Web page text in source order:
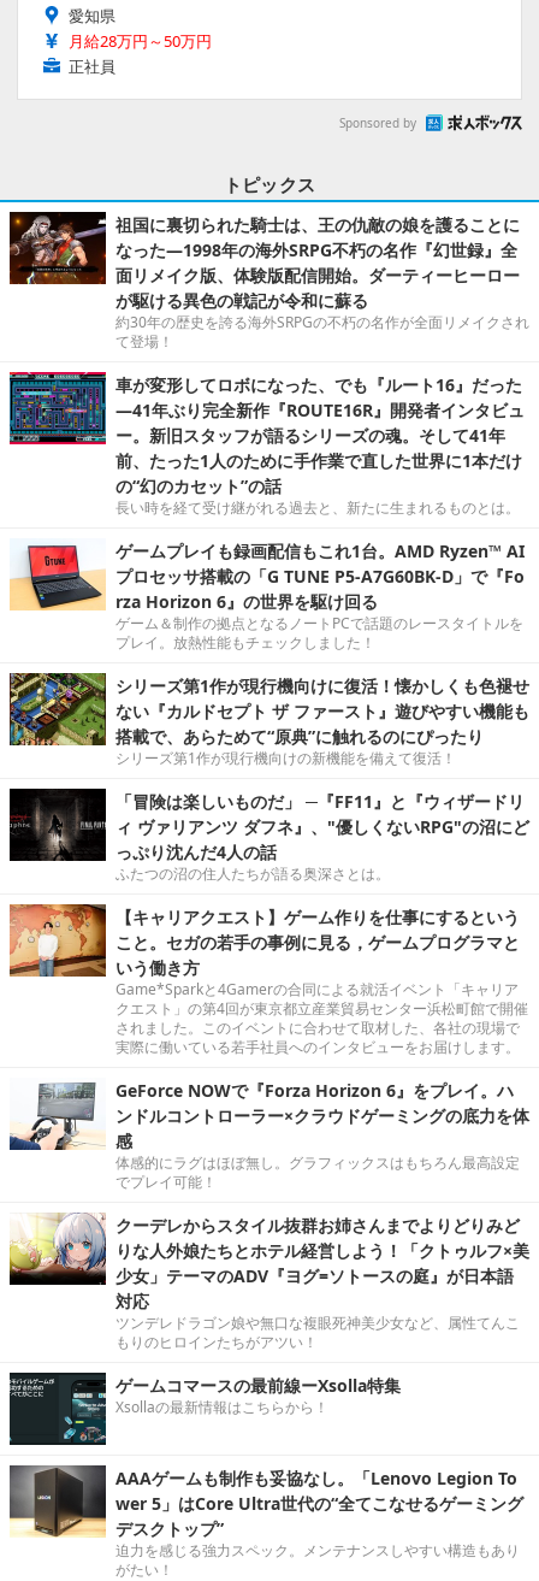
愛知県
月給28万円～50万円
正社員
Sponsored by
トピックス
祖国に裏切られた騎士は、王の仇敵の娘を護ることに
なった―1998年の海外SRPG不朽の名作『幻世録』全
面リメイク版、体験版配信開始。ダーティーヒーロー
が駆ける異色の戦記が令和に蘇る
約30年の歴史を誇る海外SRPGの不朽の名作が全面リメイクされ
て登場！
車が変形してロボになった、でも『ルート16』だった
―41年ぶり完全新作『ROUTE16R』開発者インタビュ
ー。新旧スタッフが語るシリーズの魂。そして41年
前、たった1人のために手作業で直した世界に1本だけ
の“幻のカセット”の話
長い時を経て受け継がれる過去と、新たに生まれるものとは。
ゲームプレイも録画配信もこれ1台。AMD Ryzen™ AI
プロセッサ搭載の「G TUNE P5-A7G60BK-D」で『Fo
rza Horizon 6』の世界を駆け回る
ゲーム＆制作の拠点となるノートPCで話題のレースタイトルを
プレイ。放熱性能もチェックしました！
シリーズ第1作が現行機向けに復活！懐かしくも色褪せ
ない『カルドセプト ザ ファースト』遊びやすい機能も
搭載で、あらためて“原典”に触れるのにぴったり
シリーズ第1作が現行機向けの新機能を備えて復活！
「冒険は楽しいものだ」 ─『FF11』と『ウィザードリ
ィ ヴァリアンツ ダフネ』、"優しくないRPG"の沼にど
っぷり沈んだ4人の話
ふたつの沼の住人たちが語る奥深さとは。
【キャリアクエスト】ゲーム作りを仕事にするという
こと。セガの若手の事例に見る，ゲームプログラマと
いう働き方
Game*Sparkと4Gamerの合同による就活イベント「キャリア
クエスト」の第4回が東京都立産業貿易センター浜松町館で開催
されました。このイベントに合わせて取材した、各社の現場で
実際に働いている若手社員へのインタビューをお届けします。
GeForce NOWで『Forza Horizon 6』をプレイ。ハ
ンドルコントローラー×クラウドゲーミングの底力を体
感
体感的にラグはほぼ無し。グラフィックスはもちろん最高設定
でプレイ可能！
クーデレからスタイル抜群お姉さんまでよりどりみど
りな人外娘たちとホテル経営しよう！「クトゥルフ×美
少女」テーマのADV『ヨグ=ソトースの庭』が日本語
対応
ツンデレドラゴン娘や無口な複眼死神美少女など、属性てんこ
もりのヒロインたちがアツい！
ゲームコマースの最前線ーXsolla特集
Xsollaの最新情報はこちらから！
AAAゲームも制作も妥協なし。「Lenovo Legion To
wer 5」はCore Ultra世代の“全てこなせるゲーミング
デスクトップ”
迫力を感じる強力スペック。メンテナンスしやすい構造もあり
がたい！